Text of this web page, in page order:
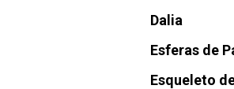
Dalia
Esferas de
Esqueleto